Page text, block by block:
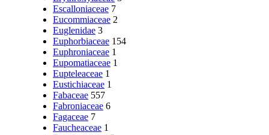
Escalloniaceae 7
Eucommiaceae 2
Euglenidae 3
Euphorbiaceae 154
Euphroniaceae 1
Eupomatiaceae 1
Eupteleaceae 1
Eustichiaceae 1
Fabaceae 557
Fabroniaceae 6
Fagaceae 7
Faucheaceae 1